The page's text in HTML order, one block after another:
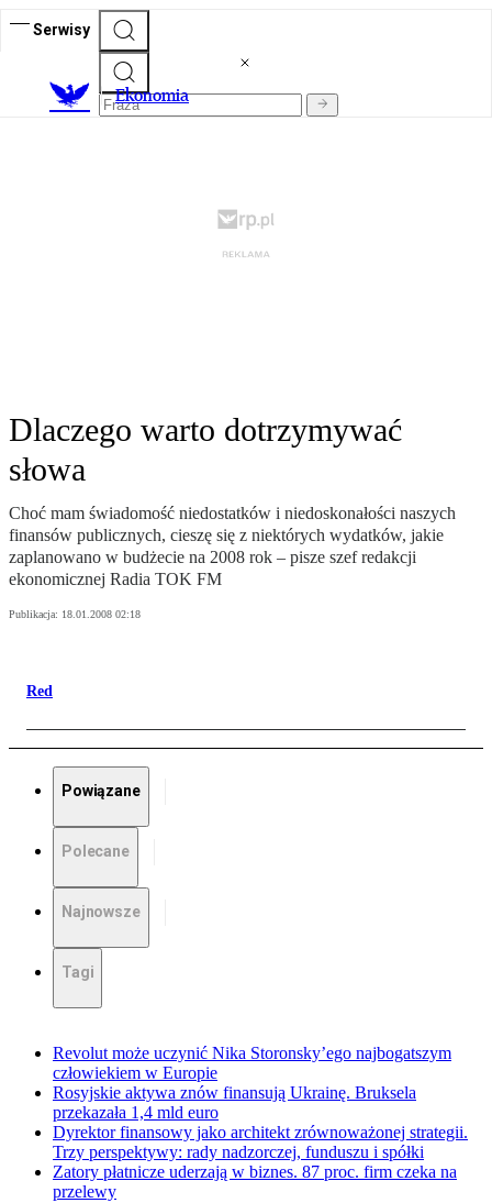
Serwisy
Ekonomia
Dlaczego warto dotrzymywać
słowa
Choć mam świadomość niedostatków i niedoskonałości naszych
finansów publicznych, cieszę się z niektórych wydatków, jakie
zaplanowano w budżecie na 2008 rok – pisze szef redakcji
ekonomicznej Radia TOK FM
Publikacja: 18.01.2008 02:18
Red
Powiązane
Polecane
Najnowsze
Tagi
Revolut może uczynić Nika Storonsky’ego najbogatszym
człowiekiem w Europie
Rosyjskie aktywa znów finansują Ukrainę. Bruksela
przekazała 1,4 mld euro
Dyrektor finansowy jako architekt zrównoważonej strategii.
Trzy perspektywy: rady nadzorczej, funduszu i spółki
Zatory płatnicze uderzają w biznes. 87 proc. firm czeka na
przelewy